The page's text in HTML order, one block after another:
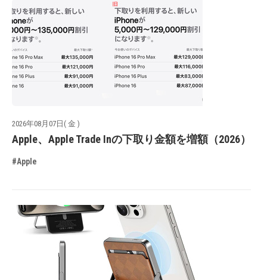
2026年08月07日( 金 )
Apple、Apple Trade Inの下取り金額を増額（2026）
#Apple